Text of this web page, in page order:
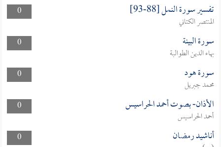
0
تفسير سورة النمل [88-93]
المنتصر الكتاني
0
سورة البينة
بهاء الدين الطوالبة
0
سورة هود
محمد جبريل
0
الأذان- بصوت أحمد الحراسيس
أحمد الحراسيس
0
أناشيد رمضان